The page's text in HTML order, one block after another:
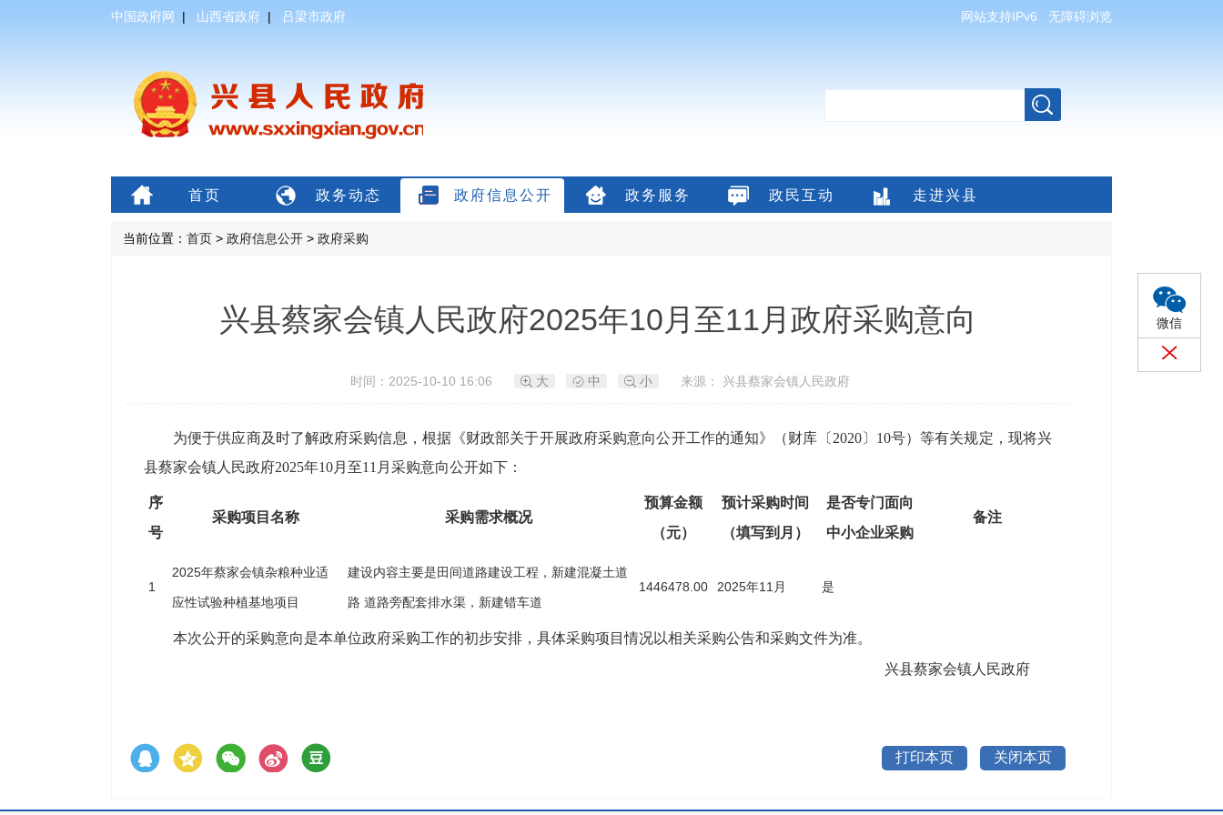
微信
中国政府网 | 山西省政府 | 吕梁市政府 无障碍浏览
网站支持IPv6
首页 政务动态 政府信息公开 政务服务 政民互动 走进兴县
当前位置： 首页 > 政府信息公开 > 政府采购
兴县蔡家会镇人民政府2025年10月至11月政府采购意向
时间：2025-10-10 16:06 大 中 小 来源： 兴县蔡家会镇人民政府
为便于供应商及时了解政府采购信息，根据《财政部关于开展政府采购意向公开工作的通知》（财库〔2020〕10号）等有关规定，现将兴
县蔡家会镇人民政府2025年10月至11月采购意向公开如下：
序
号
采购项目名称 采购需求概况
预算金额
（元）
预计采购时间
（填写到月）
是否专门面向
中小企业采购
备注
1
2025年蔡家会镇杂粮种业适
应性试验种植基地项目
建设内容主要是田间道路建设工程，新建混凝土道
路 道路旁配套排水渠，新建错车道
1446478.00 2025年11月 是
本次公开的采购意向是本单位政府采购工作的初步安排，具体采购项目情况以相关采购公告和采购文件为准。
兴县蔡家会镇人民政府
打印本页 关闭本页